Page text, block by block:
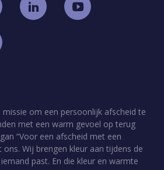
om een persoonlijk afscheid te
met een warm gevoel op terug
“Voor een afscheid met een
ons. Wij brengen kleur aan tijdens de
past. En die kleur en warmte